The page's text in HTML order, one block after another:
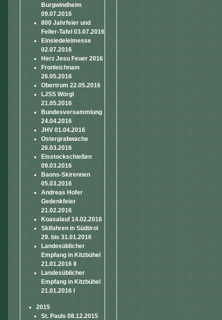
Burgwindheim
09.07.2016
800 Jahrfeier und
Feller-Tafel 03.07.2016
Einsiedeleimesse
02.07.2016
Herz Jesu Feuer 2016
Fronleichnam
26.05.2016
Obertrum 22.05.2016
LJSS Wörgl
21.05.2016
Bundesversammlung
24.04.2016
JHV 01.04.2016
Ostergrabwache
26.03.2016
Eisstockschießen
09.03.2016
Baons-Skirennen
05.03.2016
Andreas Hofer
Gedenkfeier
21.02.2016
Koasalauf 14.02.2016
Skifahren in Südtirol
29. bis 31.01.2016
Landesüblicher
Empfang in Kitzbühel
21.01.2016 II
Landesüblicher
Empfang in Kitzbühel
21.01.2016 I
2015
St. Pauls 08.12.2015